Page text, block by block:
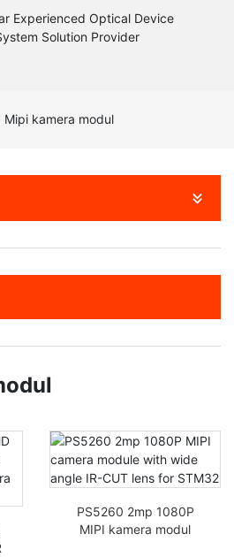
Mipi kamera modul
PS5260 2mp 1080P
MIPI kamera modul